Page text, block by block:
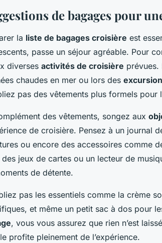
de bagages pour
la liste de bagages croisière est
passe un séjour agréable. Pour
diverses activités de croisière prévues.
chaudes en mer ou lors des
pas des vêtements plus formels
des vêtements, songez aux
de croisière. Pensez à un journal
ou encore des accessoires comme
des jeux de cartes ou un lecteur de
de détente.
pas les essentiels comme la crème
et même un petit sac à dos pour
, vous vous assurez que rien n’est
profite pleinement de l’expérience.